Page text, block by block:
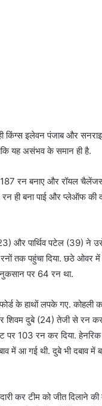
किंग्स इलेवन पंजाब और
यह असंभव के समान ही है.
रन बनाए और रॉयल
ही बना पाई और प्लेऑफ की
और पार्थिव पटेल (39) ने
तक पहुंचा दिया. छठे ओवर में
पर 64 रन था.
के हाथों लपके गए. कोहली
शिवम दुबे (24) तेजी से रन
पर 103 रन कर दिया.
में आ गई थी. दुबे भी दबाव में
कर टीम को जीत दिलाने की